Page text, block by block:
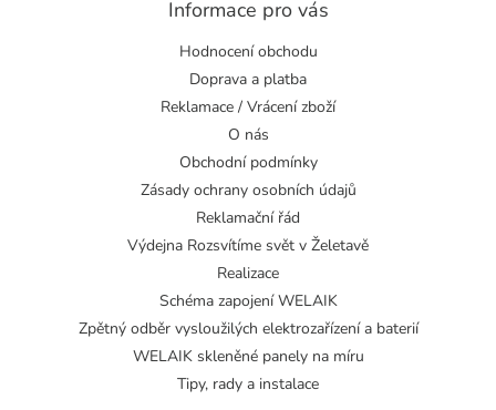
Informace pro vás
Hodnocení obchodu
Doprava a platba
Reklamace / Vrácení zboží
O nás
Obchodní podmínky
Zásady ochrany osobních údajů
Reklamační řád
Výdejna Rozsvítíme svět v Želetavě
Realizace
Schéma zapojení WELAIK
Zpětný odběr vysloužilých elektrozařízení a baterií
WELAIK skleněné panely na míru
Tipy, rady a instalace